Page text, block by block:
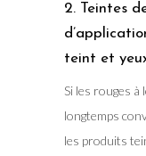
2. Teintes
teint et
Si les rouges à
longtemps
les produits